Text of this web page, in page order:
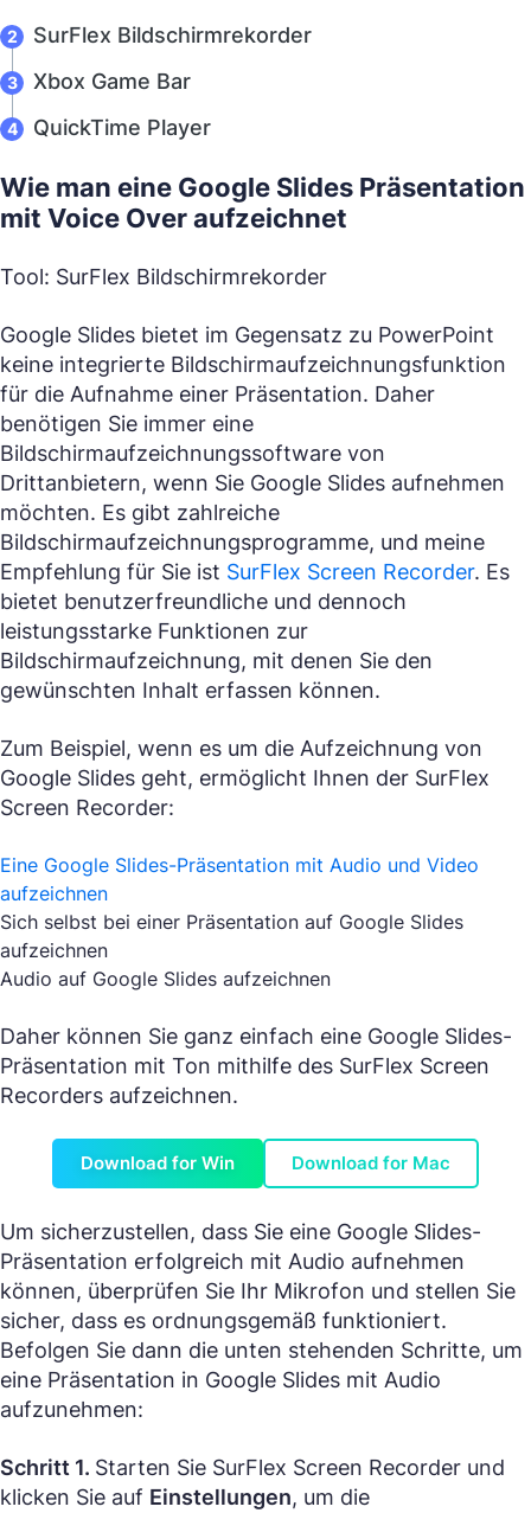
SurFlex Bildschirmrekorder
Xbox Game Bar
QuickTime Player
Wie man eine Google Slides Präsentation
mit Voice Over aufzeichnet
Tool: SurFlex Bildschirmrekorder
Google Slides bietet im Gegensatz zu PowerPoint
keine integrierte Bildschirmaufzeichnungsfunktion
für die Aufnahme einer Präsentation. Daher
benötigen Sie immer eine
Bildschirmaufzeichnungssoftware von
Drittanbietern, wenn Sie Google Slides aufnehmen
möchten. Es gibt zahlreiche
Bildschirmaufzeichnungsprogramme, und meine
Empfehlung für Sie ist SurFlex Screen Recorder. Es
bietet benutzerfreundliche und dennoch
leistungsstarke Funktionen zur
Bildschirmaufzeichnung, mit denen Sie den
gewünschten Inhalt erfassen können.
Zum Beispiel, wenn es um die Aufzeichnung von
Google Slides geht, ermöglicht Ihnen der SurFlex
Screen Recorder:
Eine Google Slides-Präsentation mit Audio und Video
aufzeichnen
Sich selbst bei einer Präsentation auf Google Slides
aufzeichnen
Audio auf Google Slides aufzeichnen
Daher können Sie ganz einfach eine Google Slides-
Präsentation mit Ton mithilfe des SurFlex Screen
Recorders aufzeichnen.
Download for Win Download for Mac
Um sicherzustellen, dass Sie eine Google Slides-
Präsentation erfolgreich mit Audio aufnehmen
können, überprüfen Sie Ihr Mikrofon und stellen Sie
sicher, dass es ordnungsgemäß funktioniert.
Befolgen Sie dann die unten stehenden Schritte, um
eine Präsentation in Google Slides mit Audio
aufzunehmen:
Schritt 1. Starten Sie SurFlex Screen Recorder und
klicken Sie auf Einstellungen, um die